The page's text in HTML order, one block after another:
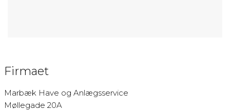
Firmaet
Marbæk Have og Anlægsservice
Møllegade 20A